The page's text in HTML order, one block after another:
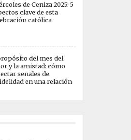
de Ceniza 2025: 5
clave de esta
católica
del mes del
y la amistad: cómo
señales de
en una relación